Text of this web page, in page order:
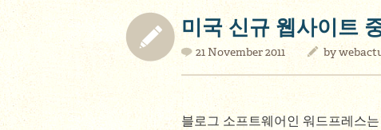
미국 신규 웹사이트
21 November 2011 by
블로그 소프트웨어인 워드프레스